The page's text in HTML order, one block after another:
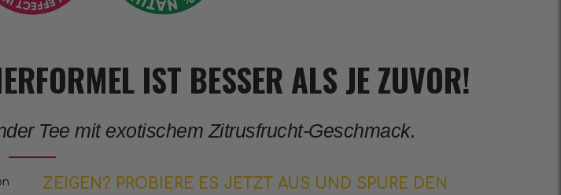
IST BESSER ALS JE ZUVOR!
Tee mit exotischem Zitrusfrucht-Geschmack.
ZEIGEN? PROBIERE ES JETZT AUS UND SPÜRE DEN